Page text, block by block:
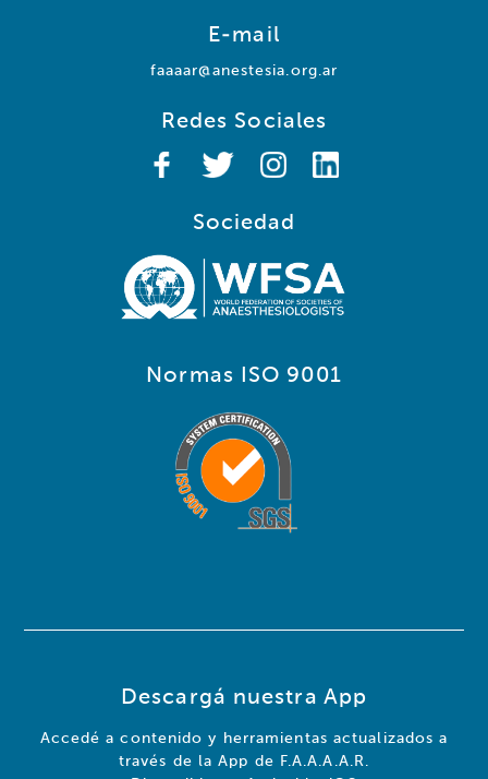
E-mail
faaaar@anestesia.org.ar
Redes Sociales
Sociedad
Normas ISO 9001
Descargá nuestra App
Accedé a contenido y herramientas actualizados a
través de la App de F.A.A.A.A.R.